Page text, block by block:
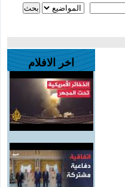
اخر الافلام